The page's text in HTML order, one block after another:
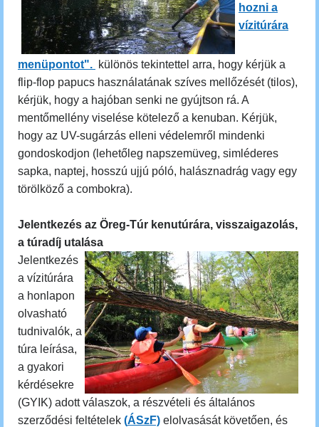
hozni a
vízitúrára
menüpontot". különös tekintettel arra, hogy kérjük a
flip-flop papucs használatának szíves mellőzését (tilos),
kérjük, hogy a hajóban senki ne gyújtson rá. A
mentőmellény viselése kötelező a kenuban. Kérjük,
hogy az UV-sugárzás elleni védelemről mindenki
gondoskodjon (lehetőleg napszemüveg, simléderes
sapka, naptej, hosszú ujjú póló, halásznadrág vagy egy
törölköző a combokra).
Jelentkezés az Öreg-Túr kenutúrára, visszaigazolás,
a túradíj utalása
Jelentkezés
a vízitúrára
a honlapon
olvasható
tudnivalók, a
túra leírása,
a gyakori
kérdésekre
(GYIK) adott válaszok, a részvételi és általános
szerződési feltételek (ÁSzF) elolvasását követően, és